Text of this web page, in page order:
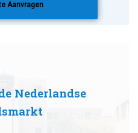
Aanvragen
Nederlandse